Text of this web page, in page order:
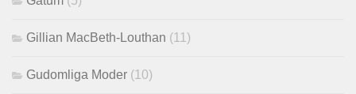
Gillian MacBeth-Louthan (11)
Gudomliga Moder (10)